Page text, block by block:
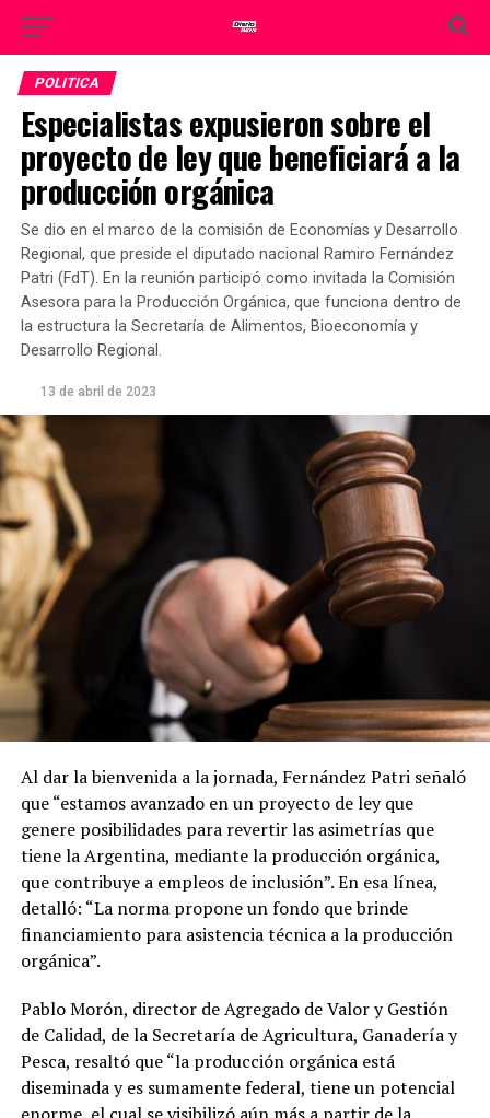
POLITICA
Especialistas expusieron sobre el
proyecto de ley que beneficiará a la
producción orgánica
Se dio en el marco de la comisión de Economías y Desarrollo
Regional, que preside el diputado nacional Ramiro Fernández
Patri (FdT). En la reunión participó como invitada la Comisión
Asesora para la Producción Orgánica, que funciona dentro de
la estructura la Secretaría de Alimentos, Bioeconomía y
Desarrollo Regional.
13 de abril de 2023
Al dar la bienvenida a la jornada, Fernández Patri señaló
que “estamos avanzado en un proyecto de ley que
genere posibilidades para revertir las asimetrías que
tiene la Argentina, mediante la producción orgánica,
que contribuye a empleos de inclusión”. En esa línea,
detalló: “La norma propone un fondo que brinde
financiamiento para asistencia técnica a la producción
orgánica”.
Pablo Morón, director de Agregado de Valor y Gestión
de Calidad, de la Secretaría de Agricultura, Ganadería y
Pesca, resaltó que “la producción orgánica está
diseminada y es sumamente federal, tiene un potencial